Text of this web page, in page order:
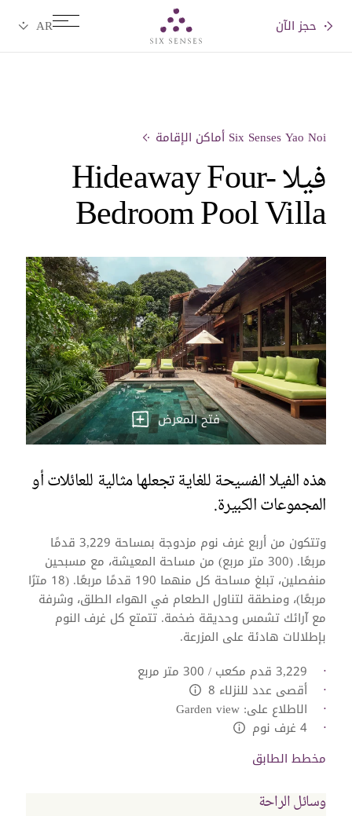
حجز الآن
Six Senses Yao Noi أماكن الإقامة
فيلا Hideaway Four-
Bedroom Pool Villa
فتح المعرض
هذه الفيلا الفسيحة للغاية تجعلها مثالية للعائلات أو
المجموعات الكبيرة.
وتتكون من أربع غرف نوم مزدوجة بمساحة 3,229 قدمًا
مربعًا. (300 متر مربع) من مساحة المعيشة، مع مسبحين
منفصلين، تبلغ مساحة كل منهما 190 قدمًا مربعًا. (18 مترًا
مربعًا)، ومنطقة لتناول الطعام في الهواء الطلق، وشرفة
مع آرائك تشمس وحديقة ضخمة. تتمتع كل غرف النوم
بإطلالات هادئة على المزرعة.
3,229 قدم مكعب / 300 متر مربع
أقصى عدد للنزلاء 8
الاطلاع على: Garden view
4 غرف نوم
مخطط الطابق
وسائل الراحة